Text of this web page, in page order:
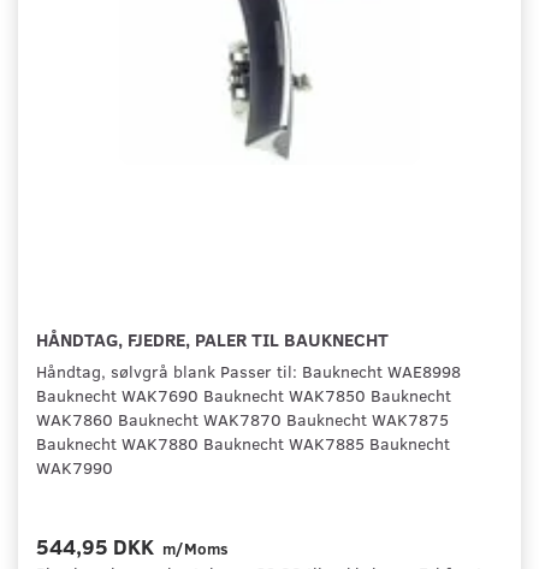
HÅNDTAG, FJEDRE, PALER TIL BAUKNECHT
Håndtag, sølvgrå blank Passer til: Bauknecht WAE8998
Bauknecht WAK7690 Bauknecht WAK7850 Bauknecht
WAK7860 Bauknecht WAK7870 Bauknecht WAK7875
Bauknecht WAK7880 Bauknecht WAK7885 Bauknecht
WAK7990
544,95 DKK m/Moms